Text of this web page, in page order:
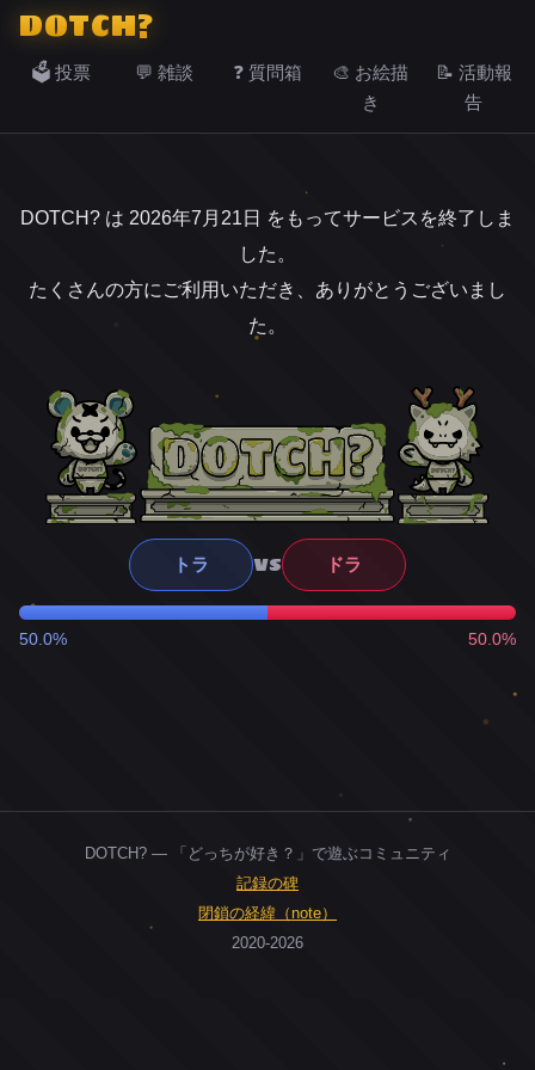
DOTCH?
🗳️ 投票 💬 雑談 ❓ 質問箱
🎨 お絵描
き
📝 活動報
告
DOTCH? は 2026年7月21日 をもってサービスを終了しま
した。
たくさんの方にご利用いただき、ありがとうございまし
た。
トラ VS ドラ
50.0% 50.0%
DOTCH? — 「どっちが好き？」で遊ぶコミュニティ
記録の碑
閉鎖の経緯（note）
2020-2026